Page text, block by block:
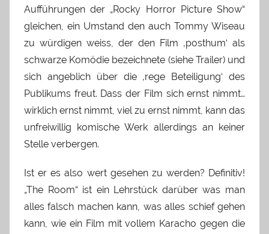
Aufführungen der „Rocky Horror Picture Show“
gleichen, ein Umstand den auch Tommy Wiseau
zu würdigen weiss, der den Film ‚posthum‘ als
schwarze Komödie bezeichnete (siehe Trailer) und
sich angeblich über die ‚rege Beteiligung‘ des
Publikums freut. Dass der Film sich ernst nimmt…
wirklich ernst nimmt, viel zu ernst nimmt, kann das
unfreiwillig komische Werk allerdings an keiner
Stelle verbergen.
Ist er es also wert gesehen zu werden? Definitiv!
„The Room“ ist ein Lehrstück darüber was man
alles falsch machen kann, was alles schief gehen
kann, wie ein Film mit vollem Karacho gegen die